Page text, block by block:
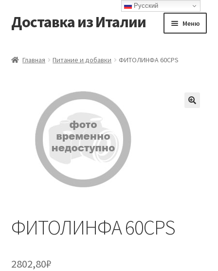
Перейти
к
Перейти
к
Доставка из Италии Меню
Корзина
Мой аккаунт
Оформление заказа
Главная Питание и добавки ФИТОЛИНФА 60CPS
ФИТОЛИНФА 60CPS
2802,80₽
Русский